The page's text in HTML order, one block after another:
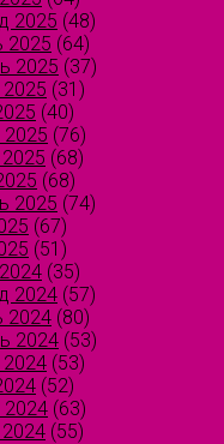
2025 (48)
2025 (64)
2025 (37)
(31)
(40)
2025 (76)
(68)
(68)
2025 (74)
(67)
(51)
(35)
2024 (57)
2024 (80)
2024 (53)
2024 (53)
(52)
2024 (63)
(55)